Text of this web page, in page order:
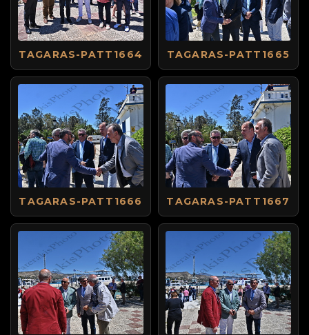
TAGARAS-PATT1664 TAGARAS-PATT1665
TAGARAS-PATT1666 TAGARAS-PATT1667